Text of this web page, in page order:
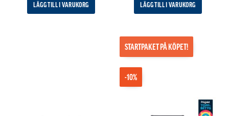
LÄGG TILL I VARUKORG LÄGG TILL I VARUKORG
-10%
STARTPAKET PÅ KÖPET!